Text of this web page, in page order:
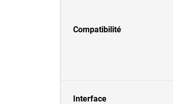
Compatibilité
Interface